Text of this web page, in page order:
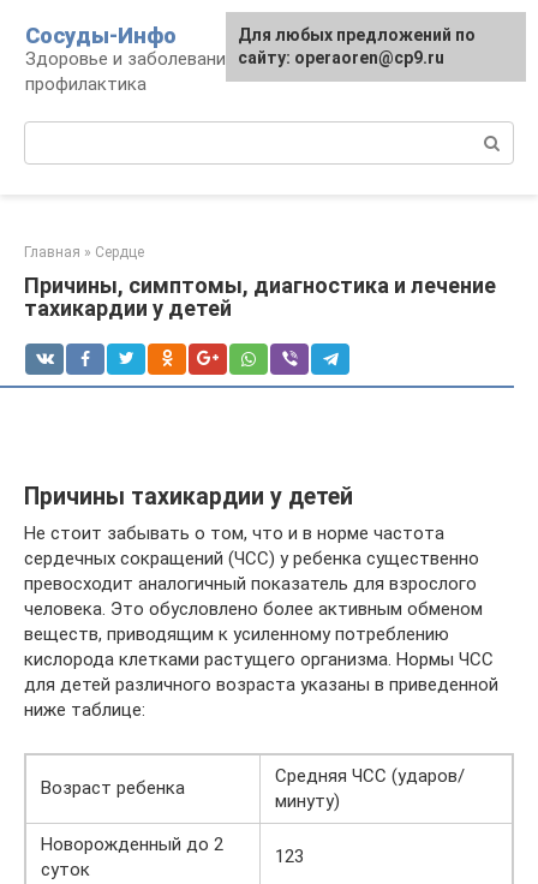
контенту
Сосуды-Инфо
Здоровье и заболевания сосудов и сердца,
профилактика
Главная » Сердце
Причины, симптомы, диагностика и лечение
тахикардии у детей
Причины тахикардии у детей
Не стоит забывать о том, что и в норме частота
сердечных сокращений (ЧСС) у ребенка существенно
превосходит аналогичный показатель для взрослого
человека. Это обусловлено более активным обменом
веществ, приводящим к усиленному потреблению
кислорода клетками растущего организма. Нормы ЧСС
для детей различного возраста указаны в приведенной
ниже таблице:
Возраст ребенка
Средняя ЧСС (ударов/
минуту)
Новорожденный до 2
суток
123
Для любых предложений по
сайту: operaoren@cp9.ru